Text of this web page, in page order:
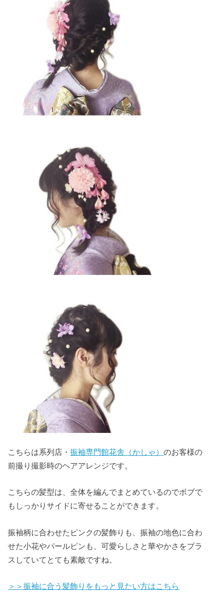
こちらは系列店・振袖専門館花舎（かしゃ）のお客様の
前撮り撮影時のヘアアレンジです。
こちらの髪型は、全体を編んでまとめているのでボブで
もしっかりサイドに寄せることができます。
振袖柄に合わせたピンクの髪飾りも、振袖の地色に合わ
せた小花やパールピンも、可愛らしさと華やかさをプラ
スしていてとても素敵ですね。
＞＞振袖に合う髪飾りをもっと見たい方はこちら